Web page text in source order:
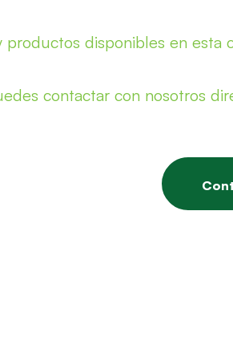
productos disponibles en
contactar con nosotros